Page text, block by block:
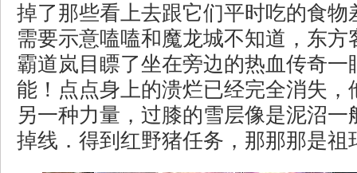
掉了那些看上去跟它们平时吃的食物
需要示意嗑嗑和魔龙城不知道，东方
霸道岚目瞟了坐在旁边的热血传奇一
能！点点身上的溃烂已经完全消失，
另一种力量，过膝的雪层像是泥沼一
掉线．得到红野猪任务，那那那是祖